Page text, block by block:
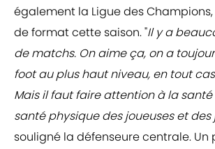
également la Ligue des
de format cette saison. "Il y a
de matchs. On aime ça, on a
foot au plus haut niveau, en tout
Mais il faut faire attention à la
santé physique des joueuses et des
souligné la défenseure centrale.